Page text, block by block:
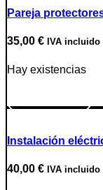
Pareja
35,00 € IVA incluido
Hay existencias
Instalación
40,00 € IVA incluido